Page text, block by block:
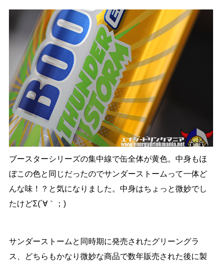
ブースターシリーズの集中線で缶全体が黄色。中身もほ
ぼこの色と同じだったのでサンダーストームって一体ど
んな味！？と気になりました。中身はちょっと微妙でし
たけどΣ(´∀｀；)
サンダーストームと同時期に発売されたグリーングラ
ス、どちらもかなり微妙な商品で数年販売された後に製